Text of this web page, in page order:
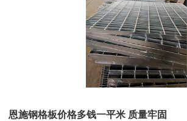
恩施钢格板价格多钱一平米 质量牢固